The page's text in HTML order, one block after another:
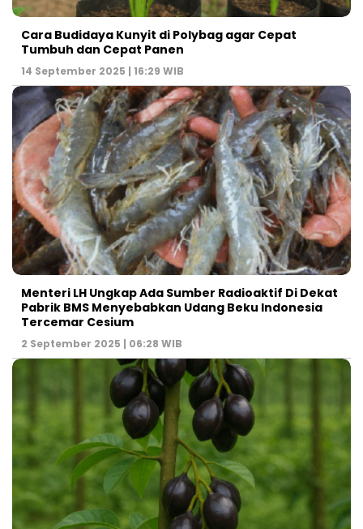
Cara Budidaya Kunyit di Polybag agar Cepat
Tumbuh dan Cepat Panen
14 September 2025 | 16:29 WIB
Menteri LH Ungkap Ada Sumber Radioaktif Di Dekat
Pabrik BMS Menyebabkan Udang Beku Indonesia
Tercemar Cesium
2 September 2025 | 06:28 WIB